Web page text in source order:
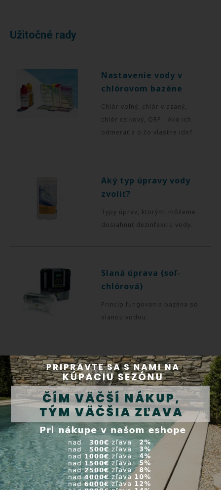
Užitočné rady
Nastavenie vody v
chlórovom bazéne
Chlór voľný, chlór viazaný,
chlór celkový, ORP - Ako ich
odmerať a o čo vlastne ide?
Aký typ úpravy vody
zvoliť?
Typy úprav, ktorými môžeme
dosiahnuť dezinfekciu vody.
Slaná úprava (soľ-
chlórová)
Princíp fungovania bazéna so
slanou vodou.
Alkalinita bazénovej
vody
Správna hodnota alkalinity je
veľmi dôležitý faktor pri
úprave bazénovej vody.
Prečo sa rozhodnúť
pre UV lampu?